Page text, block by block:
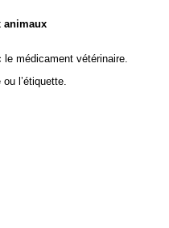
animaux
médicament vétérinaire.
l’étiquette.